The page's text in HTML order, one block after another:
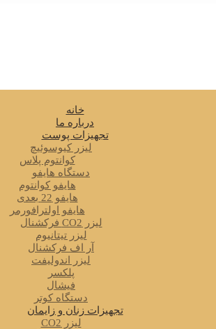
خانه
درباره ما
تجهیزات پوست
لیزر کیوسوئیچ
کوانتوم پلاس
دستگاه هایفو
هایفو کوانتوم
هایفو 22 بعدی
هایفو اولترافورمر
لیزر CO2 فرکشنال
لیزر تیتانیوم
آر اف فرکشنال
لیزر اندولیفت
پلکسر
فیشال
دستگاه کوتر
تجهیزات زنان و زایمان
لیزر CO2